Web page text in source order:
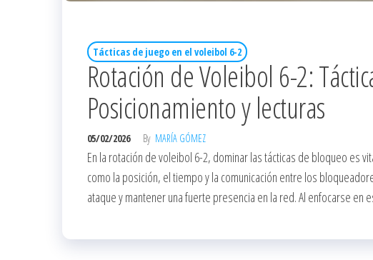
Tácticas de juego en el voleibol 6-2
Rotación de Voleibol 6-2:
Posicionamiento y lecturas
05/02/2026 By MARÍA GÓMEZ
En la rotación de voleibol 6-2, dominar las tácticas de bloqueo es
como la posición, el tiempo y la comunicación entre los
ataque y mantener una fuerte presencia en la red. Al enfocarse en